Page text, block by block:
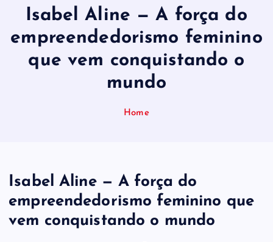
Isabel Aline — A força do
empreendedorismo feminino
que vem conquistando o
mundo
Home
Isabel Aline — A força do
empreendedorismo feminino que
vem conquistando o mundo